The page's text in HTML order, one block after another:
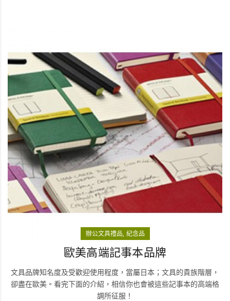
辦公文具禮品 紀念品
歐美高端記事本品牌
文具品牌知名度及受歡迎使用程度，當屬日本；文具的貴族階層，
卻盡在歐美。看完下面的介紹，相信你也會被這些記事本的高端格
調所征服！